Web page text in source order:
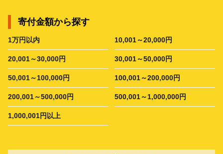
寄付金額から探す
1万円以内 10,001～20,000円
20,001～30,000円 30,001～50,000円
50,001～100,000円 100,001～200,000円
200,001～500,000円 500,001～1,000,000円
1,000,001円以上